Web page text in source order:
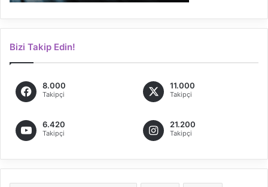
Bizi Takip Edin!
8.000
Takipçi
11.000
Takipçi
6.420
Takipçi
21.200
Takipçi